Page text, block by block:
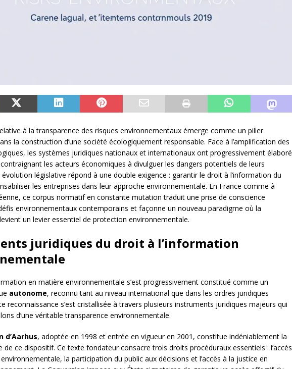
à la transparence des risques environnementaux émerge comme un pilier
la construction d’une société écologiquement responsable. Face à l’amplification des
les systèmes juridiques nationaux et internationaux ont progressivement élaboré
les acteurs économiques à divulguer les dangers potentiels de leurs
législative répond à une double exigence : garantir le droit à l’information du
les entreprises dans leur approche environnementale. En France comme à
ce corpus normatif en constante mutation traduit une prise de conscience
environnementaux contemporains et façonne un nouveau paradigme où la
un levier essentiel de protection environnementale.
juridiques du droit à l’information
en matière environnementale s’est progressivement constitué comme un
autonome, reconnu tant au niveau international que dans les ordres juridiques
reconnaissance s’est cristallisée à travers plusieurs instruments juridiques majeurs qui
d’une véritable transparence environnementale.
d’Aarhus, adoptée en 1998 et entrée en vigueur en 2001, constitue indéniablement la
de ce dispositif. Ce texte fondateur consacre trois droits procéduraux essentiels : l’accès
la participation du public aux décisions et l’accès à la justice en